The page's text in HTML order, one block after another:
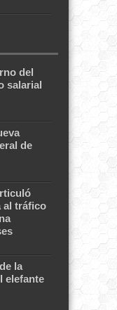
del
salarial
de
al tráfico
la
elefante